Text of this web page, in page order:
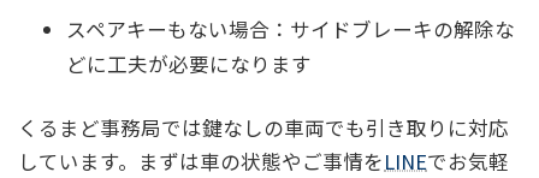
スペアキーもない場合：サイドブレーキの解除な
どに工夫が必要になります
くるまど事務局では鍵なしの車両でも引き取りに対応
しています。まずは車の状態やご事情をLINEでお気軽